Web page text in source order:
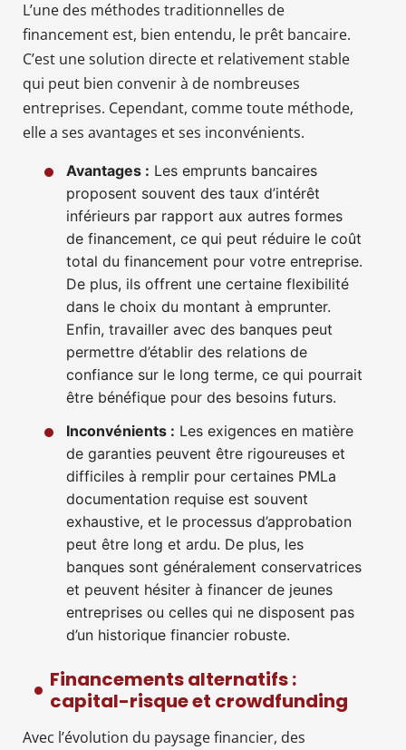
L’une des méthodes traditionnelles de
financement est, bien entendu, le prêt bancaire.
C’est une solution directe et relativement stable
qui peut bien convenir à de nombreuses
entreprises. Cependant, comme toute méthode,
elle a ses avantages et ses inconvénients.
Avantages : Les emprunts bancaires
proposent souvent des taux d’intérêt
inférieurs par rapport aux autres formes
de financement, ce qui peut réduire le coût
total du financement pour votre entreprise.
De plus, ils offrent une certaine flexibilité
dans le choix du montant à emprunter.
Enfin, travailler avec des banques peut
permettre d’établir des relations de
confiance sur le long terme, ce qui pourrait
être bénéfique pour des besoins futurs.
Inconvénients : Les exigences en matière
de garanties peuvent être rigoureuses et
difficiles à remplir pour certaines PMLa
documentation requise est souvent
exhaustive, et le processus d’approbation
peut être long et ardu. De plus, les
banques sont généralement conservatrices
et peuvent hésiter à financer de jeunes
entreprises ou celles qui ne disposent pas
d’un historique financier robuste.
Financements alternatifs :
capital-risque et crowdfunding
Avec l’évolution du paysage financier, des